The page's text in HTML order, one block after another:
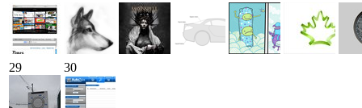
29 30